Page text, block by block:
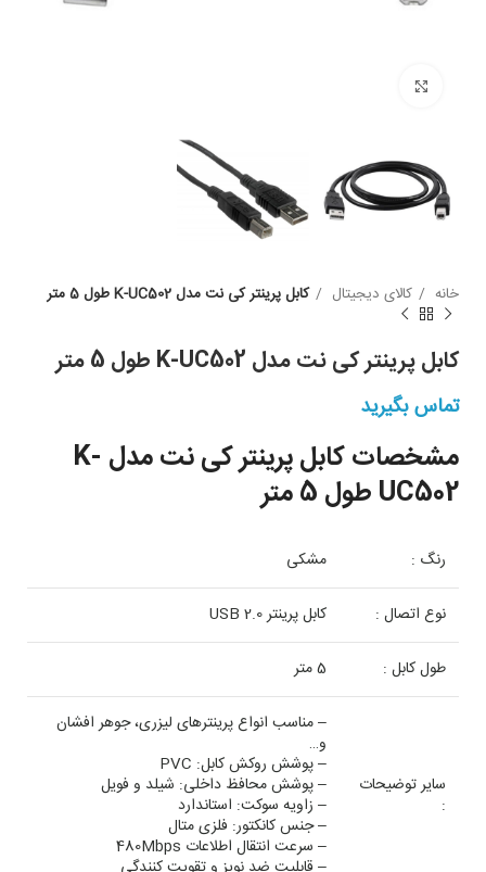
خانه کالای دیجیتال کابل پرینتر کی نت مدل K-UC502 طول 5 متر
کابل پرینتر کی نت مدل K-UC502 طول 5 متر
تماس بگیرید
مشخصات کابل پرینتر کی نت مدل K-
UC502 طول 5 متر
رنگ : مشکی
نوع اتصال : کابل پرینتر USB 2.0
طول کابل : 5 متر
سایر توضیحات
:
– مناسب انواع پرینترهای لیزری، جوهر افشان
و…
– پوشش روکش کابل: PVC
– پوشش محافظ داخلی: شیلد و فویل
– زاویه سوکت: استاندارد
– جنس کانکتور: فلزی متال
– سرعت انتقال اطلاعات 480Mbps